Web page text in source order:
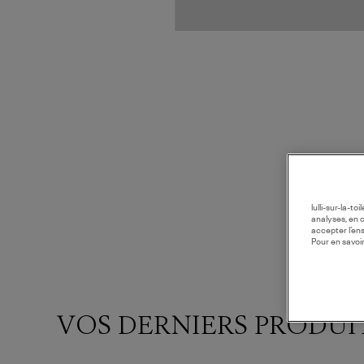
VOS DERNIERS
lulli-sur-la-
analyses, en
accepter
Pour en